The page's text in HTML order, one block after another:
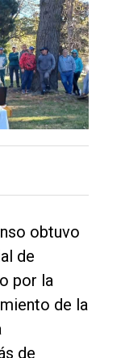
obtuvo
de
por la
de la
de